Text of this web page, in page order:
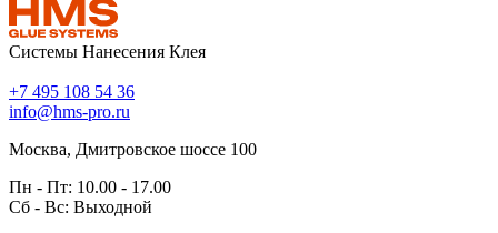
Системы Нанесения Клея
+7 495 108 54 36
info@hms-pro.ru
Москва, Дмитровское шоссе 100
Пн - Пт: 10.00 - 17.00
Сб - Вс: Выходной